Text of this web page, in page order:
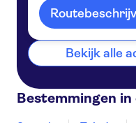
Bekijk alle
Bestemmingen